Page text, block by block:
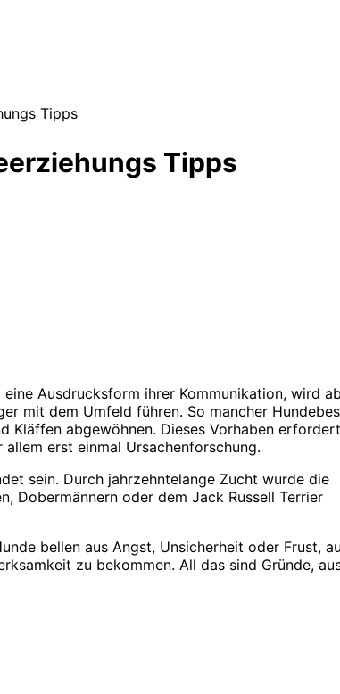
Tipps
Tipps
Ausdrucksform ihrer Kommunikation, wird
mit dem Umfeld führen. So mancher
Kläffen abgewöhnen. Dieses Vorhaben erfordert
erst einmal Ursachenforschung.
sein. Durch jahrzehntelange Zucht wurde die
Dobermännern oder dem Jack Russell Terrier
bellen aus Angst, Unsicherheit oder Frust,
zu bekommen. All das sind Gründe,